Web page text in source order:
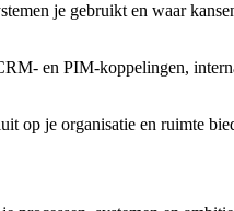
je gebruikt en waar
en PIM-koppelingen,
op je organisatie en ruimte